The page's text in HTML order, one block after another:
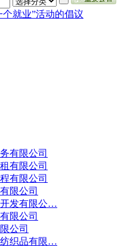
就业”活动的倡议
有限公司
有限公司
有限公司
限公司
发有限公…
限公司
公司
织品有限…